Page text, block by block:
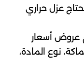
عزل حراري
فوم عروض أسعار
نوع المادة،